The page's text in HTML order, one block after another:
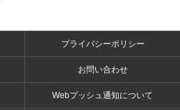
プライバシーポリシー
お問い合わせ
Webプッシュ通知について